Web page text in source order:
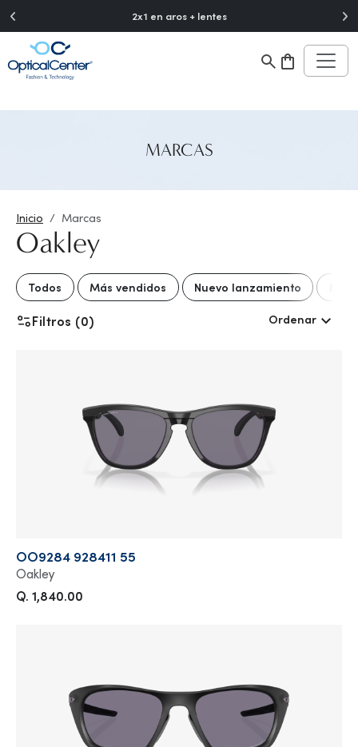
2x1 en aros + lentes
MARCAS
Inicio Marcas
Oakley
Todos Más vendidos Nuevo lanzamiento
Filtros (0) Ordenar
OO9284 928411 55
Oakley
Q. 1,840.00